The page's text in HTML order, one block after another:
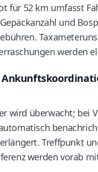
für 52 km umfasst
und
werden
wird überwacht; bei
Treffpunkt
werden vorab